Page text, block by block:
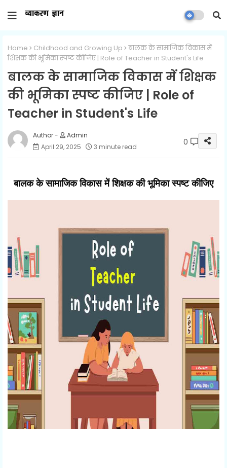
Home Childhood and Growing Up
बालक के सामाजिक विकास में
शिक्षक की भूमिका स्पष्ट कीजिए | Role of Teacher in Student's Life
बालक के सामाजिक विकास में शिक्षक
की भूमिका स्पष्ट कीजिए | Role of
Teacher in Student's Life
Admin
April 29, 2025
3 minute read 0
बालक के सामाजिक विकास में शिक्षक की भूमिका स्पष्ट कीजिए